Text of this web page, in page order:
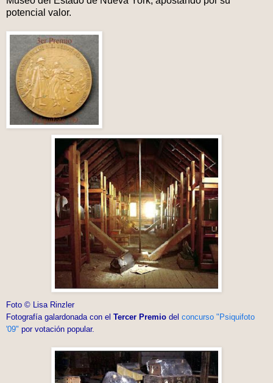
potencial valor.
Foto © Lisa Rinzler
Fotografía galardonada con el Tercer Premio del concurso "Psiquifoto
'09" por votación popular.